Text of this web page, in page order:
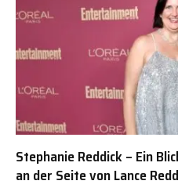
Stephanie Reddick – Ein
an der Seite von Lance